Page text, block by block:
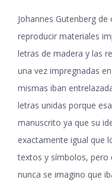
Johannes Gutenberg
reproducir materiales
letras de madera y las
una vez impregnadas
mismas iban
letras unidas porque
manuscrito ya que su
exactamente igual que
textos y símbolos, pero
nunca se imagino que